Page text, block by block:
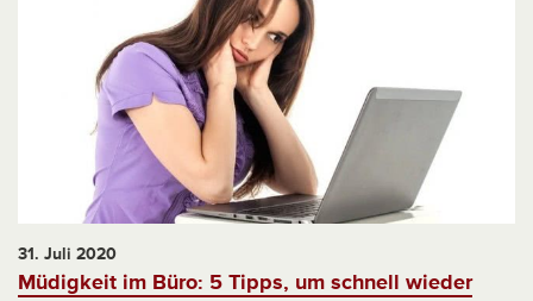
31. Juli 2020
Müdigkeit im Büro: 5 Tipps, um schnell wieder